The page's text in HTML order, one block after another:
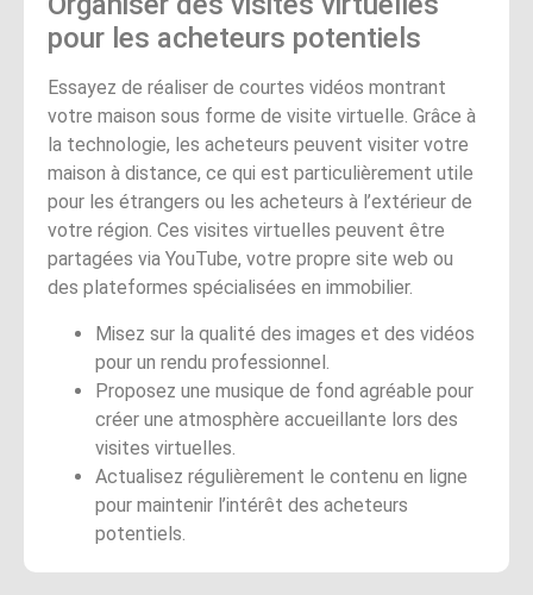
pour les acheteurs potentiels
Essayez de réaliser de courtes vidéos montrant
votre maison sous forme de visite virtuelle. Grâce à
la technologie, les acheteurs peuvent visiter votre
maison à distance, ce qui est particulièrement utile
pour les étrangers ou les acheteurs à l’extérieur de
votre région. Ces visites virtuelles peuvent être
partagées via YouTube, votre propre site web ou
des plateformes spécialisées en immobilier.
Misez sur la qualité des images et des vidéos
pour un rendu professionnel.
Proposez une musique de fond agréable pour
créer une atmosphère accueillante lors des
visites virtuelles.
Actualisez régulièrement le contenu en ligne
pour maintenir l’intérêt des acheteurs
potentiels.